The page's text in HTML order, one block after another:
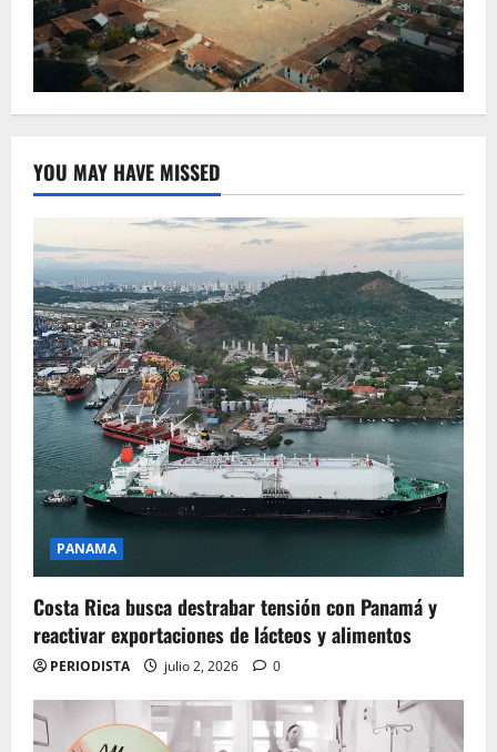
YOU MAY HAVE MISSED
PANAMA
Costa Rica busca destrabar tensión con Panamá y
reactivar exportaciones de lácteos y alimentos
PERIODISTA julio 2, 2026 0